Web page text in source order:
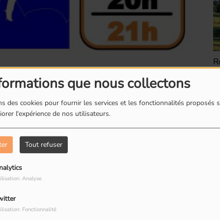
que nous collectons
des cookies pour fournir les services et les fonctionnalités proposés
l'expérience de nos utilisateurs.
Tout refuser
Analyse
Fonctionnalité
Visit.????
lumineux de